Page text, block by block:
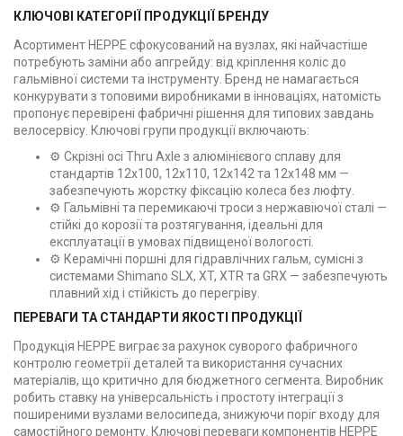
КЛЮЧОВІ КАТЕГОРІЇ ПРОДУКЦІЇ БРЕНДУ
Асортимент HEPPE сфокусований на вузлах, які найчастіше
потребують заміни або апгрейду: від кріплення коліс до
гальмівної системи та інструменту. Бренд не намагається
конкурувати з топовими виробниками в інноваціях, натомість
пропонує перевірені фабричні рішення для типових завдань
велосервісу. Ключові групи продукції включають:
⚙️ Скрізні осі Thru Axle з алюмінієвого сплаву для
стандартів 12x100, 12x110, 12x142 та 12x148 мм —
забезпечують жорстку фіксацію колеса без люфту.
⚙️ Гальмівні та перемикаючі троси з нержавіючої сталі —
стійкі до корозії та розтягування, ідеальні для
експлуатації в умовах підвищеної вологості.
⚙️ Керамічні поршні для гідравлічних гальм, сумісні з
системами Shimano SLX, XT, XTR та GRX — забезпечують
плавний хід і стійкість до перегріву.
ПЕРЕВАГИ ТА СТАНДАРТИ ЯКОСТІ ПРОДУКЦІЇ
Продукція HEPPE виграє за рахунок суворого фабричного
контролю геометрії деталей та використання сучасних
матеріалів, що критично для бюджетного сегмента. Виробник
робить ставку на універсальність і простоту інтеграції з
поширеними вузлами велосипеда, знижуючи поріг входу для
самостійного ремонту. Ключові переваги компонентів HEPPE